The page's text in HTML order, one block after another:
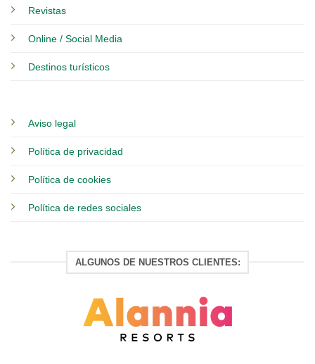
Revistas
Online / Social Media
Destinos turísticos
Aviso legal
Política de privacidad
Política de cookies
Política de redes sociales
ALGUNOS DE NUESTROS CLIENTES: